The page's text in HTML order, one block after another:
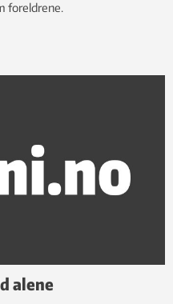
foreldrene.
alene